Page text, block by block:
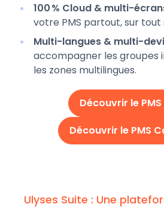
100 % Cloud & multi-
votre PMS partout, sur
Multi-langues & multi-
accompagner les groupes
les zones multilingues.
Découvrir le
Découvrir le PMS
Ulyses Suite : Une